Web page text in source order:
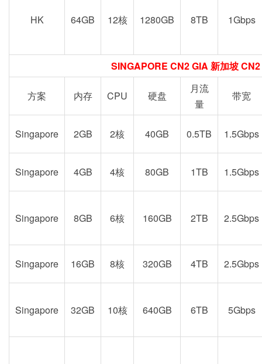
HK 64GB 12核 1280GB 8TB 1Gbps
SINGAPORE CN2 GIA 新加坡
方案 内存 CPU 硬盘
月流
量
带宽
Singapore 2GB 2核 40GB 0.5TB 1.5Gbps
Singapore 4GB 4核 80GB 1TB 1.5Gbps
Singapore 8GB 6核 160GB 2TB 2.5Gbps
Singapore 16GB 8核 320GB 4TB 2.5Gbps
Singapore 32GB 10核 640GB 6TB 5Gbps